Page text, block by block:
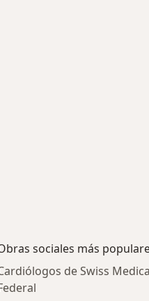
sociales más
de Swiss